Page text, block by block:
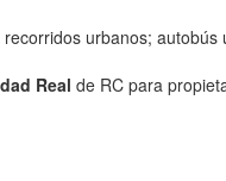
urbanos; autobús
Real de RC para